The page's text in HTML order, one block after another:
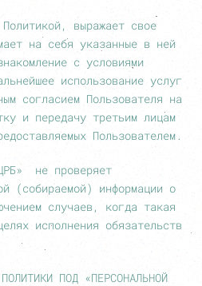
выражает свое
на себя указанные в ней
с условиями
использование услуг
согласием Пользователя на
и передачу третьим лицам
Пользователем.
не проверяет
(собираемой) информации о
случаев, когда такая
исполнения обязательств
ПОД «ПЕРСОНАЛЬНОЙ